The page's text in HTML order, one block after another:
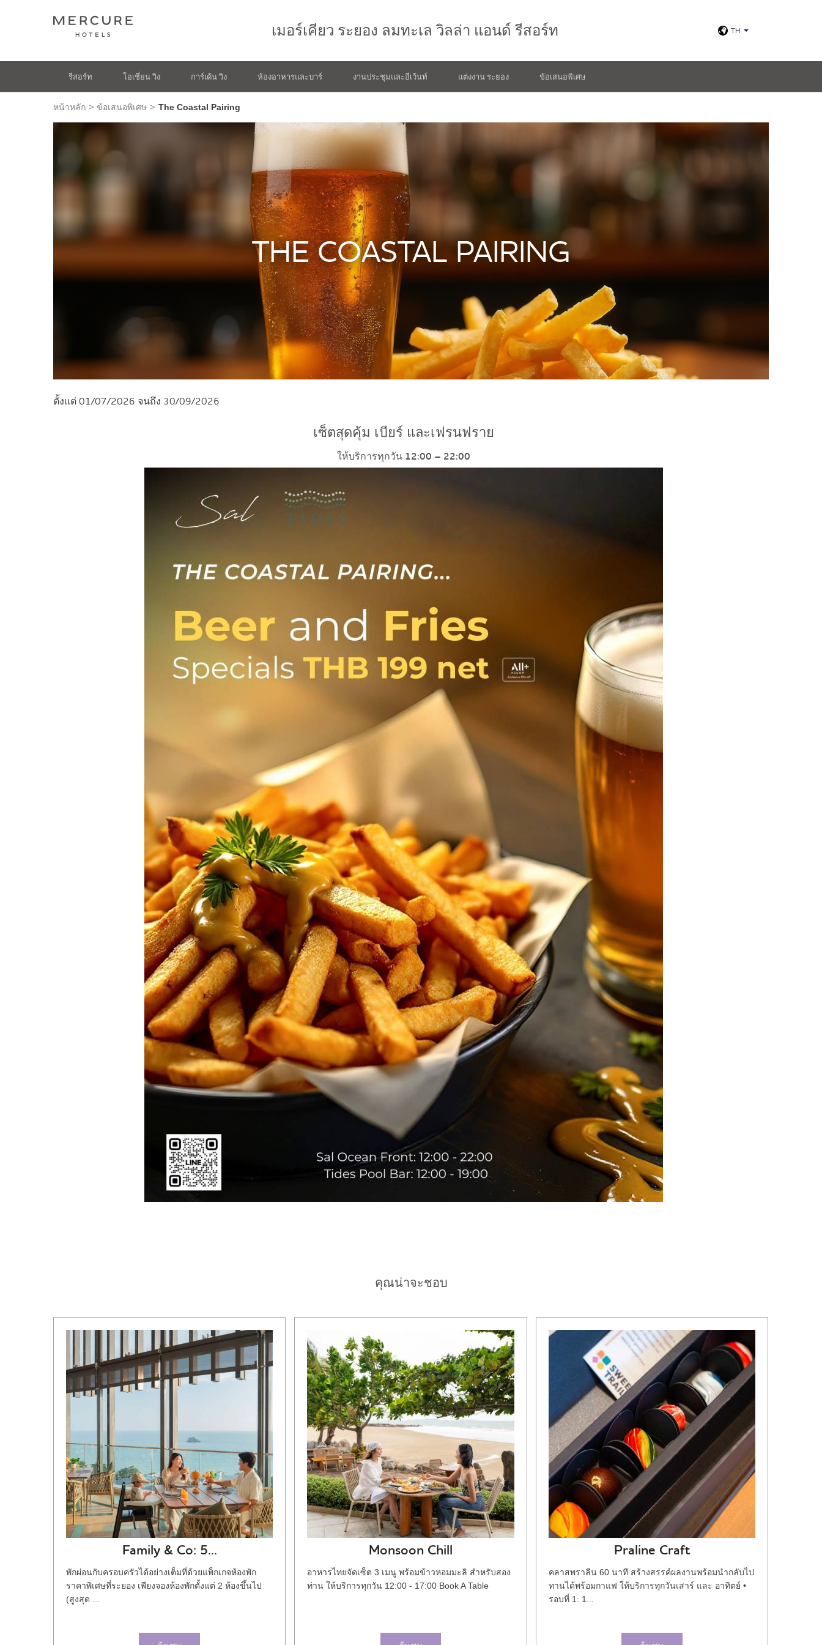
เมอร์เคียว ระยอง ลมทะเล วิลล่า แอนด์ รีสอร์ท TH
รีสอร์ท โอเชี่ยน วิง การ์เด้น วิง ห้องอาหารและบาร์ งานประชุมและอีเว้นท์ แต่งงาน ระยอง ข้อเสนอพิเศษ
หน้าหลัก > ข้อเสนอพิเศษ > The Coastal Pairing
THE COASTAL PAIRING
ตั้งแต่ 01/07/2026 จนถึง 30/09/2026
เซ็ตสุดคุ้ม เบียร์ และเฟรนฟราย
ให้บริการทุกวัน 12:00 – 22:00
คุณน่าจะชอบ
Family & Co: 5...
พักผ่อนกับครอบครัวได้อย่างเต็มที่ด้วยแพ็กเกจห้องพัก
ราคาพิเศษที่ระยอง เพียงจองห้องพักตั้งแต่ 2 ห้องขึ้นไป
(สูงสุด ...
Monsoon Chill
อาหารไทยจัดเซ็ต 3 เมนู พร้อมข้าวหอมมะลิ สำหรับสอง
ท่าน ให้บริการทุกวัน 12:00 - 17:00 Book A Table
Praline Craft
คลาสพราลีน 60 นาที สร้างสรรค์ผลงานพร้อมนำกลับไป
ทานได้พร้อมกาแฟ ให้บริการทุกวันเสาร์ และ อาทิตย์ •
รอบที่ 1: 1...